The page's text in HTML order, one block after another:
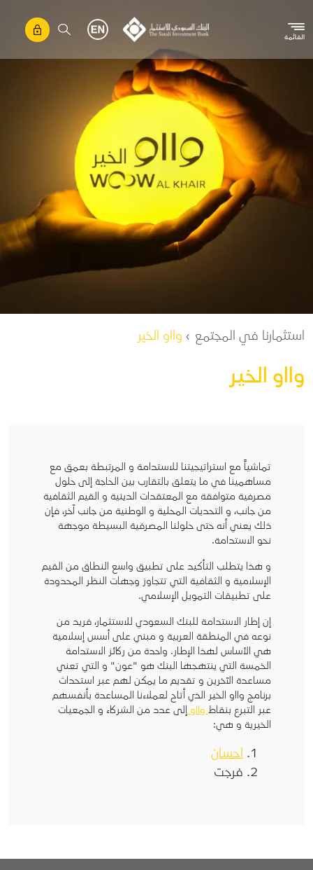
القائمة
مسار التنقل
استثمارنا في المجتمع وااو الخير
وااو الخير
تماشياً مع استراتيجيتنا للاستدامة و المرتبطة بعمق مع
مساهمينا في ما يتعلق بالتقارب بين الحاجة إلى حلول
مصرفية متوافقة مع المعتقدات الدينية و القيم الثقافية
من جانب، و التحديات المحلية و الوطنية من جانب آخر، فإن
ذلك يعني أنه حتى حلولنا المصرفية البسيطة موجهة
نحو الاستدامة.
و هذا يتطلب التأكيد على تطبيق واسع النطاق من القيم
الإسلامية و الثقافية التي تتجاوز وجهات النظر المحدودة
على تطبيقات التمويل الإسلامي.
إن إطار الاستدامة للبنك السعودي للاستثمار، فريد من
نوعه في المنطقة العربية و مبني على أسس إسلامية
هي الأساس لهذا الإطار. واحدة من ركائز الاستدامة
الخمسة التي ينتهجها البنك هو "عون" و التي تعني
مساعدة الآخرين و تقديم ما يمكن لهم عبر استحداث
برنامج وااو الخير الذي أتاح لعملاءنا المساعدة بأنفسهم
عبر التبرع بنقاط وااو إلى عدد من الشركاء و الجمعيات
الخيرية و هي:
احسان
فرجت